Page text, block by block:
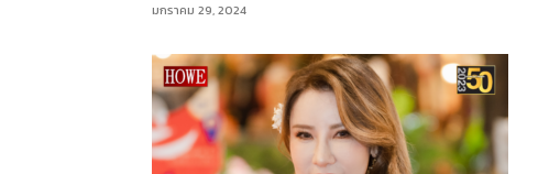
มกราคม 29, 2024